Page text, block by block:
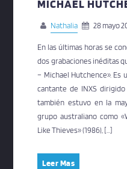
MICHAEL
Nathalia 28 mayo
En las últimas horas se
dos grabaciones inéditas
– Michael Hutchence».
cantante de INXS
también estuvo en la
grupo australiano como
Like Thieves» (1986), […]
Leer Mas